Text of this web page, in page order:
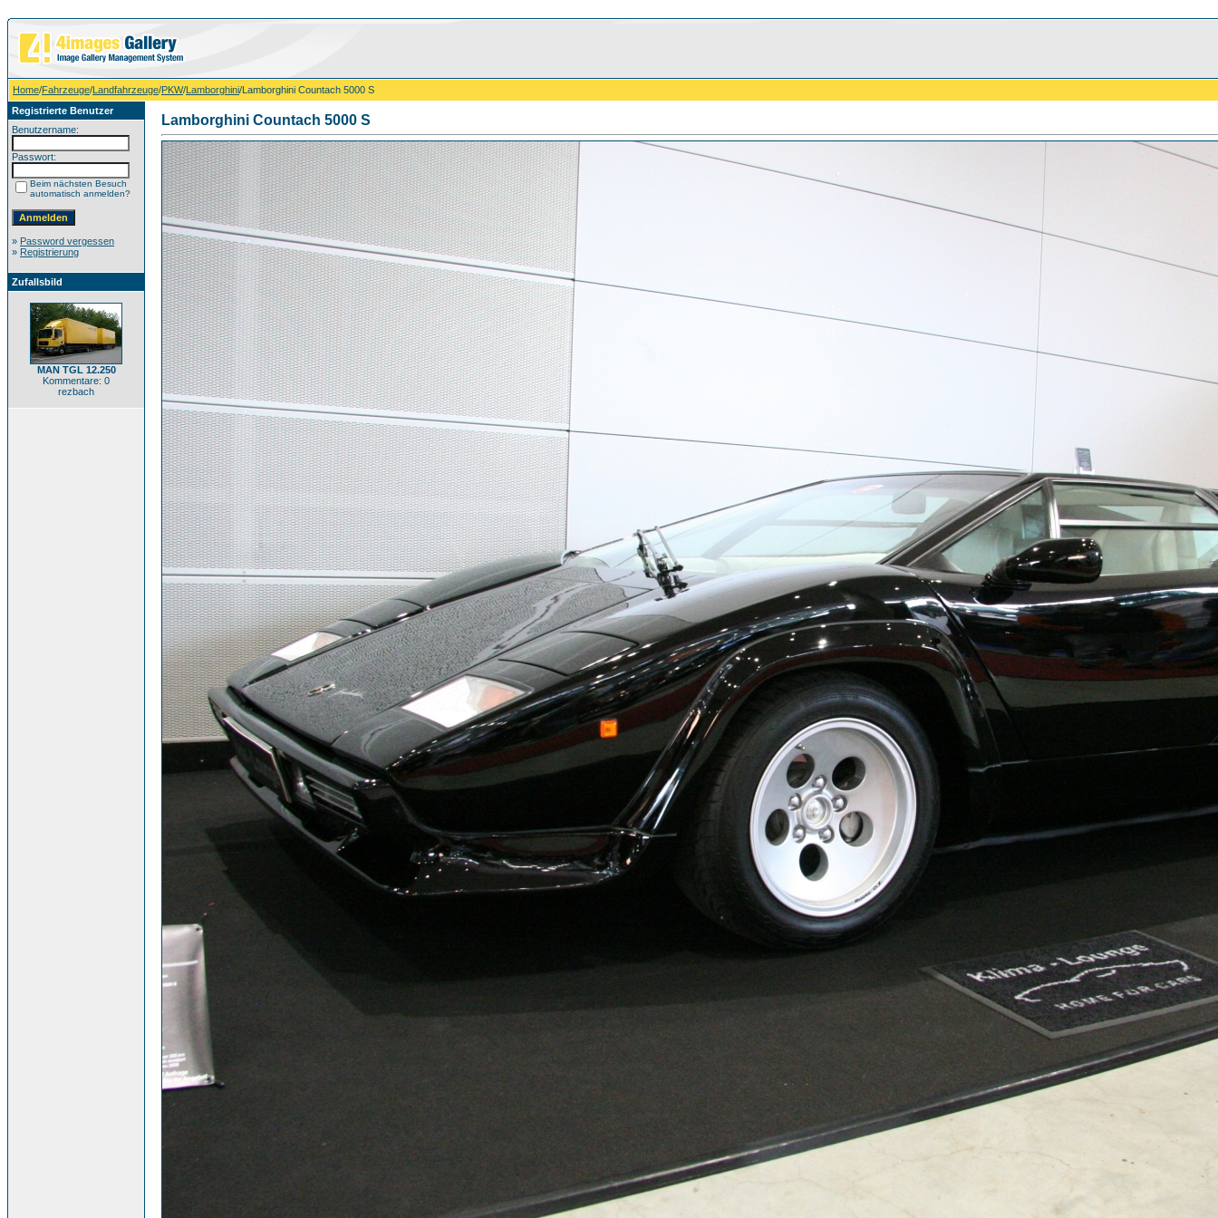
Home/Fahrzeuge/Landfahrzeuge/PKW/Lamborghini/Lamborghini Countach 5000 S
Registrierte Benutzer
Benutzername:
Passwort:
Beim nächsten Besuch
automatisch anmelden?
» Password vergessen
» Registrierung
Zufallsbild
MAN TGL 12.250
Kommentare: 0
rezbach
Lamborghini Countach 5000 S